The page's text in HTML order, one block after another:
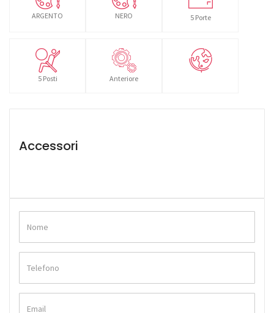
ARGENTO NERO 5 Porte
5 Posti Anteriore
Accessori